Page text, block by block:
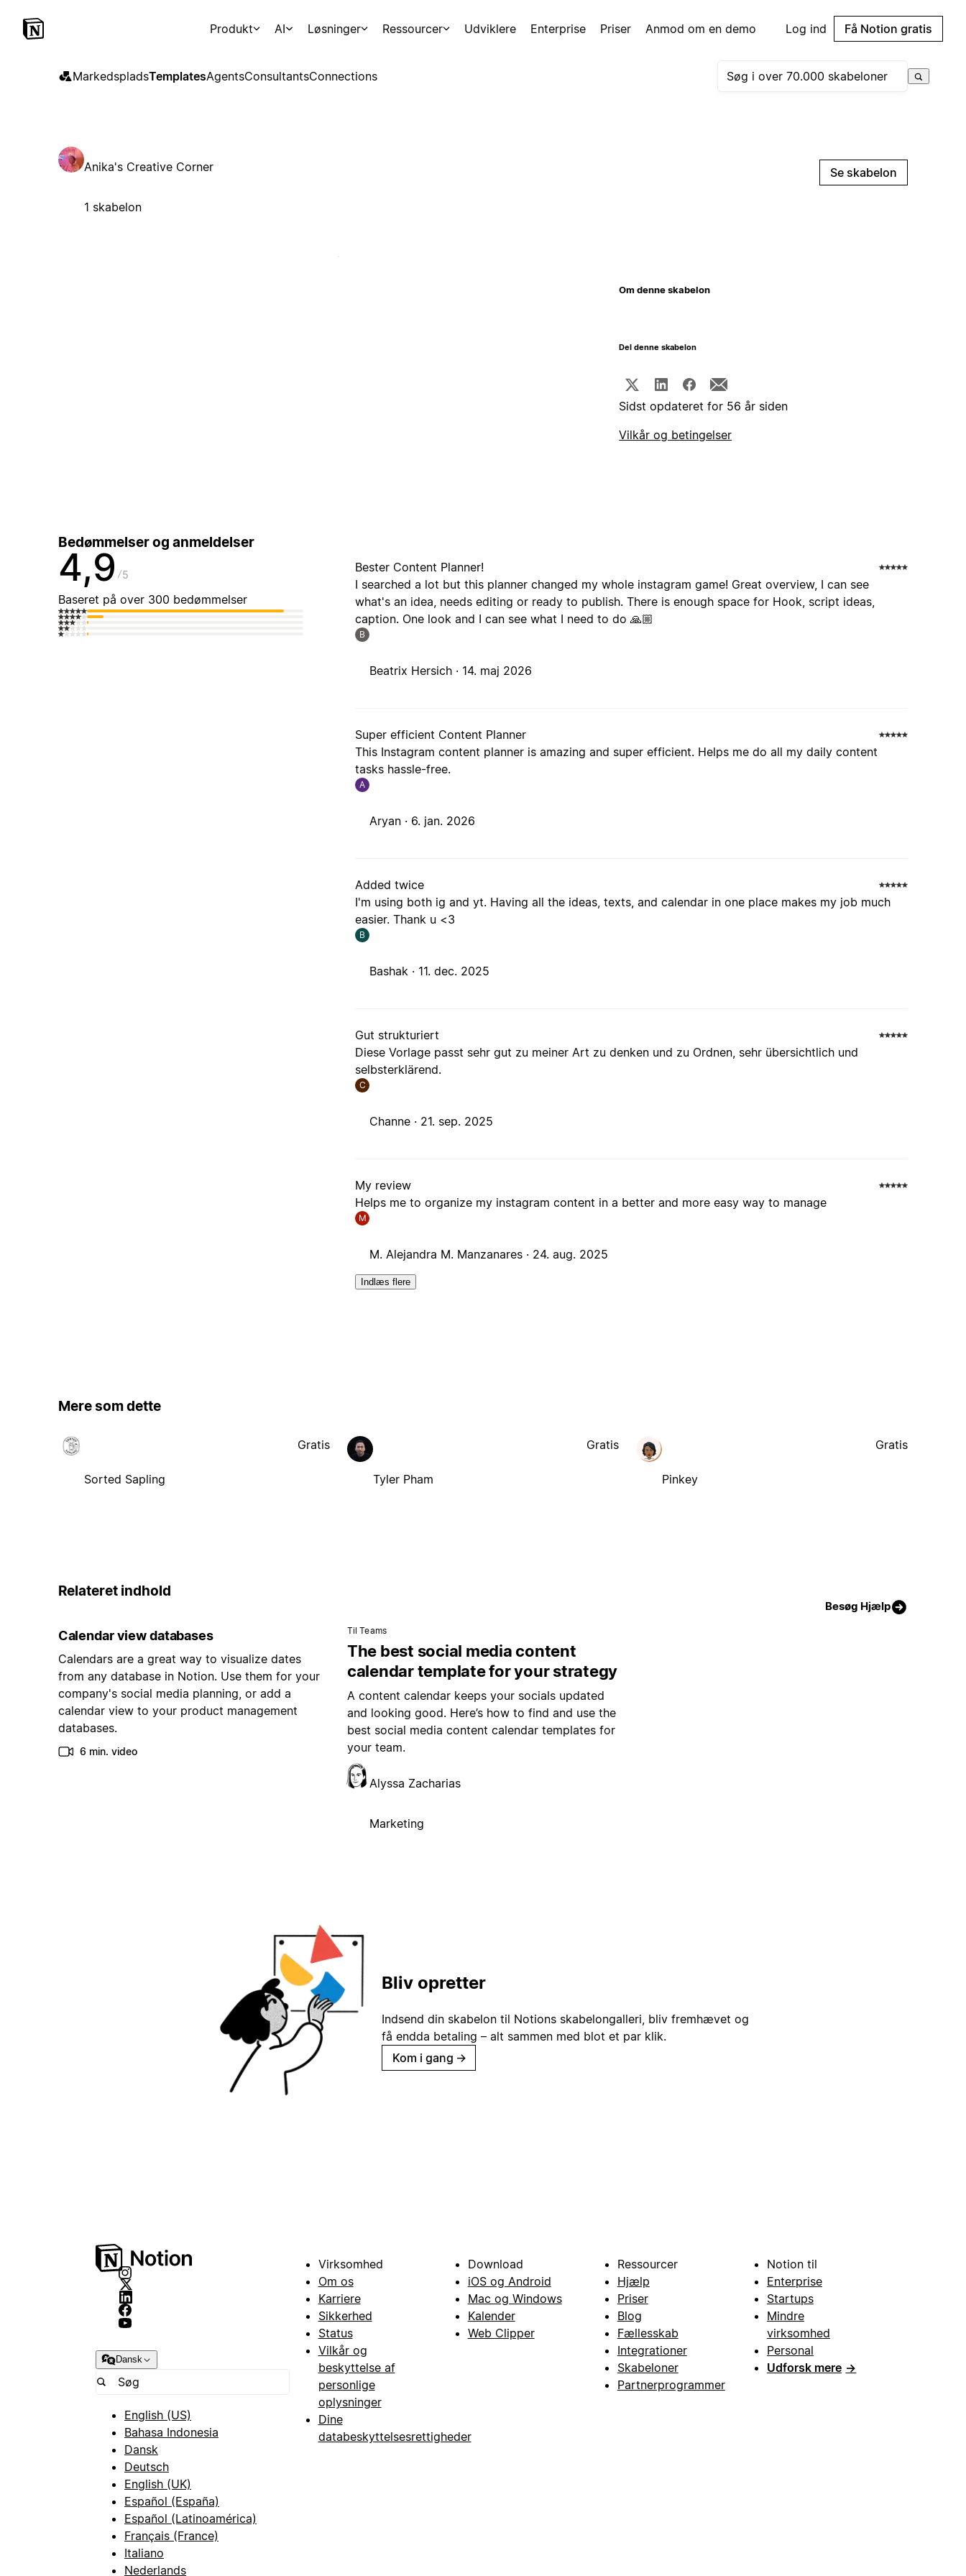
Produkt AI Løsninger Ressourcer Udviklere Enterprise Priser Anmod om en demo Log ind Få Notion gratis
MarkedspladsTemplatesAgentsConsultantsConnections
Anika's Creative Corner
1 skabelon
Se skabelon
Om denne skabelon
Del denne skabelon
Sidst opdateret for 56 år siden
Vilkår og betingelser
Bedømmelser og anmeldelser
4,9 5
Baseret på over 300 bedømmelser
Bester Content Planner!
I searched a lot but this planner changed my whole instagram game! Great overview, I can see
what's an idea, needs editing or ready to publish. There is enough space for Hook, script ideas,
caption. One look and I can see what I need to do 🙏🏼
B
Beatrix Hersich · 14. maj 2026
Super efficient Content Planner
This Instagram content planner is amazing and super efficient. Helps me do all my daily content
tasks hassle-free.
A
Aryan · 6. jan. 2026
Added twice
I'm using both ig and yt. Having all the ideas, texts, and calendar in one place makes my job much
easier. Thank u <3
B
Bashak · 11. dec. 2025
Gut strukturiert
Diese Vorlage passt sehr gut zu meiner Art zu denken und zu Ordnen, sehr übersichtlich und
selbsterklärend.
C
Channe · 21. sep. 2025
My review
Helps me to organize my instagram content in a better and more easy way to manage
M
M. Alejandra M. Manzanares · 24. aug. 2025
Indlæs flere
Mere som dette
Sorted Sapling
Gratis
Tyler Pham
Gratis
Pinkey
Gratis
Relateret indhold
Besøg Hjælp
Calendar view databases
Calendars are a great way to visualize dates
from any database in Notion. Use them for your
company's social media planning, or add a
calendar view to your product management
databases.
6 min. video
Til Teams
The best social media content
calendar template for your strategy
A content calendar keeps your socials updated
and looking good. Here’s how to find and use the
best social media content calendar templates for
your team.
Alyssa Zacharias
Marketing
Bliv opretter
Indsend din skabelon til Notions skabelongalleri, bliv fremhævet og
få endda betaling – alt sammen med blot et par klik.
Kom i gang →
Dansk
English (US)
Bahasa Indonesia
Dansk
Deutsch
English (UK)
Español (España)
Español (Latinoamérica)
Français (France)
Italiano
Nederlands
Virksomhed
Om os
Karriere
Sikkerhed
Status
Vilkår og
beskyttelse af
personlige
oplysninger
Dine
databeskyttelsesrettigheder
Download
iOS og Android
Mac og Windows
Kalender
Web Clipper
Ressourcer
Hjælp
Priser
Blog
Fællesskab
Integrationer
Skabeloner
Partnerprogrammer
Notion til
Enterprise
Startups
Mindre
virksomhed
Personal
Udforsk mere →